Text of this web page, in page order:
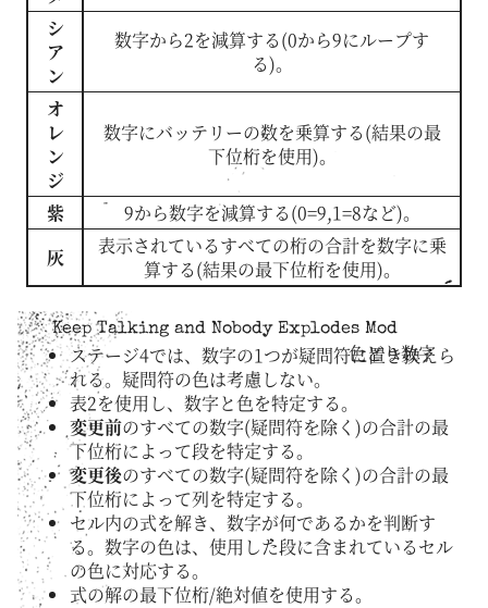
シ
ア
ン
数字から2を減算する(0から9にループす
る)。
オ
レ
ン
ジ
数字にバッテリーの数を乗算する(結果の最
下位桁を使用)。
紫
9から数字を減算する(0=9,1=8など)。
灰
表示されているすべての桁の合計を数字に乗
算する(結果の最下位桁を使用)。
Keep Talking and Nobody Explodes Mod
色どり数字
ステージ4では、数字の1つが疑問符に置き換えら
れる。疑問符の色は考慮しない。
表2を使用し、数字と色を特定する。
変更前のすべての数字(疑問符を除く)の合計の最
下位桁によって段を特定する。
変更後のすべての数字(疑問符を除く)の合計の最
下位桁によって列を特定する。
セル内の式を解き、数字が何であるかを判断す
る。数字の色は、使用した段に含まれているセル
の色に対応する。
式の解の最下位桁/絶対値を使用する。